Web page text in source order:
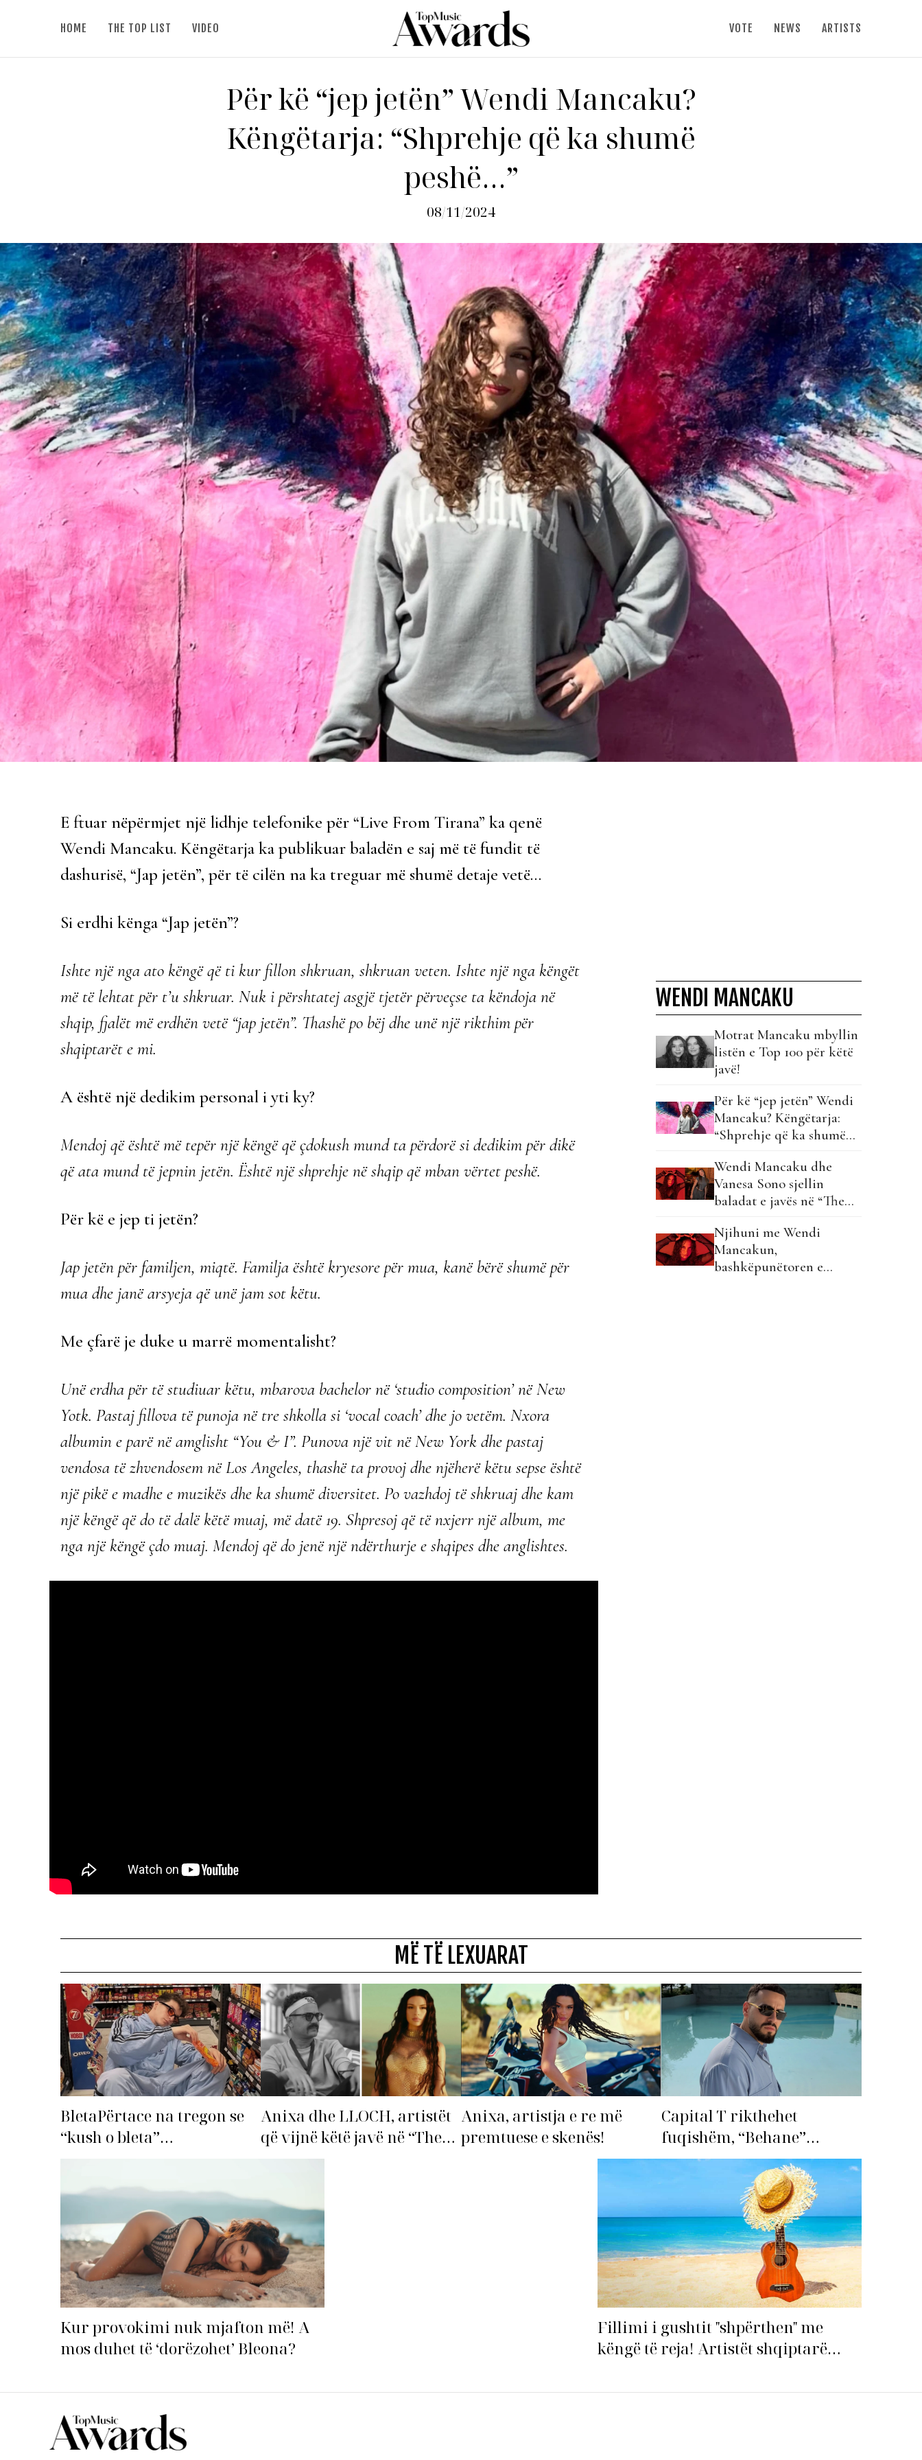
HOME THE TOP LIST VIDEO VOTE NEWS ARTISTS
Për kë “jep jetën” Wendi Mancaku?
Këngëtarja: “Shprehje që ka shumë
peshë…”
08/11/2024
E ftuar nëpërmjet një lidhje telefonike për “Live From Tirana” ka qenë
Wendi Mancaku. Këngëtarja ka publikuar baladën e saj më të fundit të
dashurisë, “Jap jetën”, për të cilën na ka treguar më shumë detaje vetë…
Si erdhi kënga “Jap jetën”?
Ishte një nga ato këngë që ti kur fillon shkruan, shkruan veten. Ishte një nga këngët
më të lehtat për t’u shkruar. Nuk i përshtatej asgjë tjetër përveçse ta këndoja në
shqip, fjalët më erdhën vetë “jap jetën”. Thashë po bëj dhe unë një rikthim për
shqiptarët e mi.
A është një dedikim personal i yti ky?
Mendoj që është më tepër një këngë që çdokush mund ta përdorë si dedikim për dikë
që ata mund të jepnin jetën. Është një shprehje në shqip që mban vërtet peshë.
Për kë e jep ti jetën?
Jap jetën për familjen, miqtë. Familja është kryesore për mua, kanë bërë shumë për
mua dhe janë arsyeja që unë jam sot këtu.
Me çfarë je duke u marrë momentalisht?
Unë erdha për të studiuar këtu, mbarova bachelor në ‘studio composition’ në New
Yotk. Pastaj fillova të punoja në tre shkolla si ‘vocal coach’ dhe jo vetëm. Nxora
albumin e parë në amglisht “You & I”. Punova një vit në New York dhe pastaj
vendosa të zhvendosem në Los Angeles, thashë ta provoj dhe njëherë këtu sepse është
një pikë e madhe e muzikës dhe ka shumë diversitet. Po vazhdoj të shkruaj dhe kam
një këngë që do të dalë këtë muaj, më datë 19. Shpresoj që të nxjerr një album, me
nga një këngë çdo muaj. Mendoj që do jenë një ndërthurje e shqipes dhe anglishtes.
WENDI MANCAKU
Motrat Mancaku mbyllin
listën e Top 100 për këtë
javë!
Për kë “jep jetën” Wendi
Mancaku? Këngëtarja:
“Shprehje që ka shumë
Wendi Mancaku dhe
Vanesa Sono sjellin
baladat e javës në “The
Njihuni me Wendi
Mancakun,
bashkëpunëtoren e
MË TË LEXUARAT
BletaPërtace na tregon se
“kush o bleta”…
Anixa dhe LLOCH, artistët
që vijnë këtë javë në “The
Top List”!
Anixa, artistja e re më
premtuese e skenës!
Capital T rikthehet
fuqishëm, “Behane”
premton të bëhet fiksimi i
Kur provokimi nuk mjafton më! A
mos duhet të ‘dorëzohet’ Bleona?
Fillimi i gushtit "shpërthen" me
këngë të reja! Artistët shqiptarë